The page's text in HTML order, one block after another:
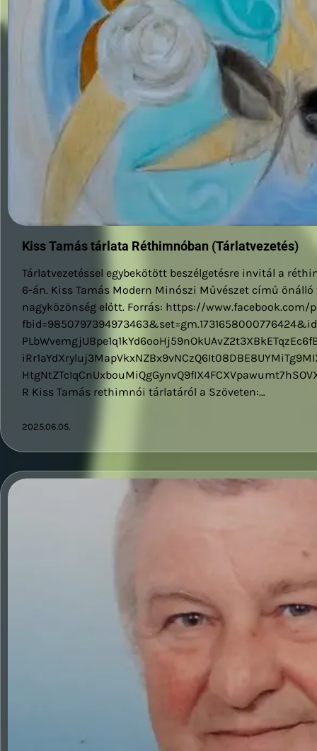
Kiss Tamás tárlata Réthimnóban (Tárlatvezetés)
Tárlatvezetéssel egybekötött beszélgetésre invitál a
6-án. Kiss Tamás Modern Minószi Művészet című
nagyközönség előtt. Forrás: https://www.facebook.com/
R Kiss Tamás rethimnói tárlatáról a Szöveten:…
2025.06.05.